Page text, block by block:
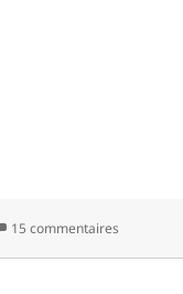
15 commentaires